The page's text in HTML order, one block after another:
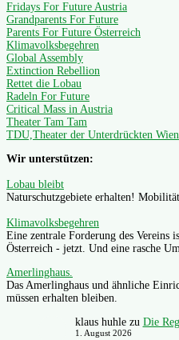
Fridays For Future Austria
Grandparents For Future
Parents For Future Österreich
Klimavolksbegehren
Global Assembly
Extinction Rebellion
Rettet die Lobau
Radeln For Future
Critical Mass in Austria
Theater Tam Tam
TDU,Theater der Unterdrückten Wien
Wir unterstützen:
Lobau bleibt
Naturschutzgebiete erhalten!
Klimavolksbegehren
Eine zentrale Forderung des Vereins
Österreich - jetzt. Und eine rasche
Amerlinghaus.
Das Amerlinghaus und ähnliche
müssen erhalten bleiben.
klaus huhlezu Die
1. August 2026